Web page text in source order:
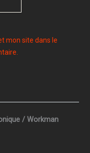
mon site dans le
/ Workman